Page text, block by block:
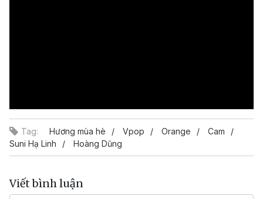
Tag: Hương mùa hè Vpop Orange
Cam
Suni Hạ Linh
Hoàng Dũng
Viết bình luận